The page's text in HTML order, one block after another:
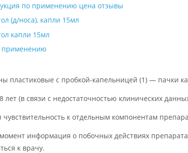
по применению цена отзывы
(д/носа), капли 15мл
капли 15мл
применению
пластиковые с пробкой-капельницей (1) — пачки
лет (в связи с недостаточностью клинических
к отдельным компонентам
информация о побочных действиях
к врачу.